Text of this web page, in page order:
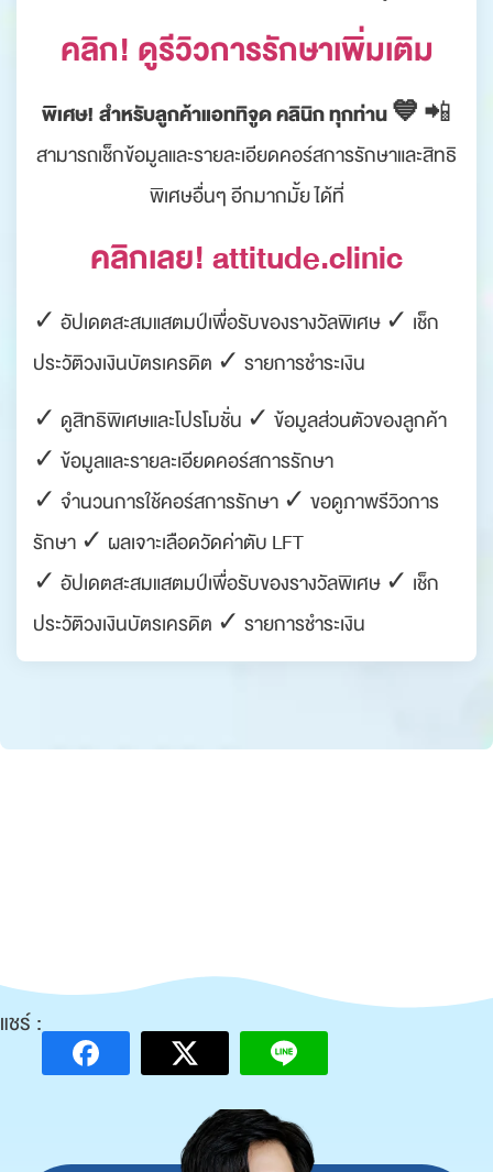
คลิก! ดูรีวิวการรักษาเพิ่มเติม
พิเศษ! สำหรับลูกค้าแอททิจูด คลินิก ทุกท่าน 💙 📲
สามารถเช็กข้อมูลและรายละเอียดคอร์สการรักษาและสิทธิ
พิเศษอื่นๆ อีกมากมั้ย ได้ที่
คลิกเลย! attitude.clinic
✓ อัปเดตสะสมแสตมป์เพื่อรับของรางวัลพิเศษ ✓ เช็ก
ประวัติวงเงินบัตรเครดิต ✓ รายการชำระเงิน
✓ ดูสิทธิพิเศษและโปรโมชั่น ✓ ข้อมูลส่วนตัวของลูกค้า
✓ ข้อมูลและรายละเอียดคอร์สการรักษา
✓ จำนวนการใช้คอร์สการรักษา ✓ ขอดูภาพรีวิวการ
รักษา ✓ ผลเจาะเลือดวัดค่าตับ LFT
✓ อัปเดตสะสมแสตมป์เพื่อรับของรางวัลพิเศษ ✓ เช็ก
ประวัติวงเงินบัตรเครดิต ✓ รายการชำระเงิน
แชร์ :